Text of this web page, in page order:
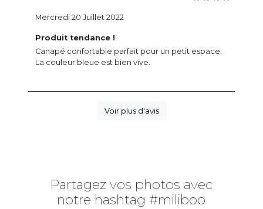
Produit tendance !
Canapé confortable parfait pour un petit espace.
La couleur bleue est bien vive.
Mercredi 20 Juillet 2022
Voir plus d'avis
Partagez vos photos avec
notre hashtag #miliboo